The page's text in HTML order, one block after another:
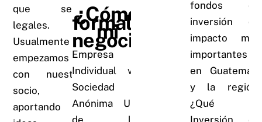
que sean
legales.
Usualmente
empezamos
con nuestro
socio,
aportando
¿Cómo
formalizo
mi
negocio?
Empresa
Individual vrs
Sociedad
Anónima Uno
de los
fondos de
inversión de
impacto más
importantes
en Guatemala
y la región:
¿Qué es
Inversión de